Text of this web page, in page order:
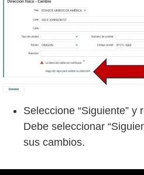
Seleccione “Siguiente” y
Debe seleccionar
sus cambios.